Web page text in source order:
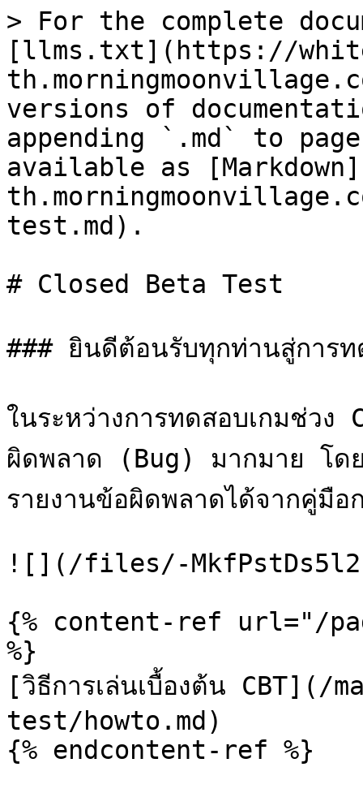
> For the complete
[llms.txt](https://
versions of
appending `.md` to
available as
test.md).
# Closed Beta Test
### ยินดีต้อนรับทุกท่านสู่กา
ในระหว่างการทดสอบเกมช่
ผิดพลาด (Bug) มากมาย โดย
รายงานข้อผิดพลาดได้จากคู่มือ
![](/files/-
{% content-ref url="/
%}
[วิธีการเล่นเบื้องต้น
test/howto.md)
{% endcontent-ref %}